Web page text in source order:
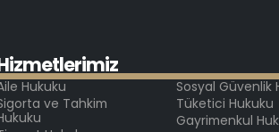
izmetlerimiz
Hukuku
ve Tahkim
Sosyal Güvenlik
Tüketici Hukuku
Gayrimenkul